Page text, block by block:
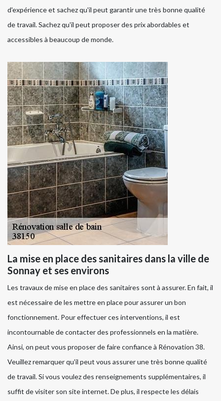
d'expérience et sachez qu'il peut garantir une très bonne qualité
de travail. Sachez qu'il peut proposer des prix abordables et
accessibles à beaucoup de monde.
La mise en place des sanitaires dans la ville de
Sonnay et ses environs
Les travaux de mise en place des sanitaires sont à assurer. En fait, il
est nécessaire de les mettre en place pour assurer un bon
fonctionnement. Pour effectuer ces interventions, il est
incontournable de contacter des professionnels en la matière.
Ainsi, on peut vous proposer de faire confiance à Rénovation 38.
Veuillez remarquer qu'il peut vous assurer une très bonne qualité
de travail. Si vous voulez des renseignements supplémentaires, il
suffit de visiter son site internet. De plus, il respecte les délais